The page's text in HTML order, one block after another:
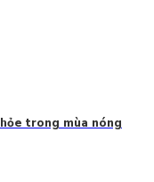
trong mùa nóng